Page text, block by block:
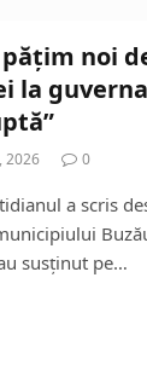
pățim noi
la
2026 0
a scris
susținut pe…